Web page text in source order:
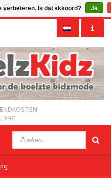
verbeteren. Is dat akkoord? Ja